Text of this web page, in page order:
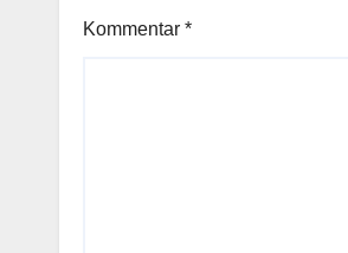
Kommentar *